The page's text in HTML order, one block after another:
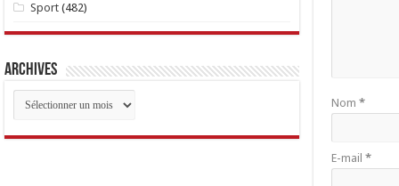
Nom *
E-mail *
Sport (482)
Archives
Archives